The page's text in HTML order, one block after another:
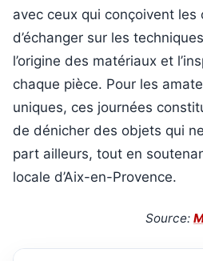
avec ceux qui conçoivent les
d’échanger sur les
l’origine des matériaux et
chaque pièce. Pour les
uniques, ces journées
de dénicher des objets qui
part ailleurs, tout en
locale d’Aix-en-Provence.
Source: